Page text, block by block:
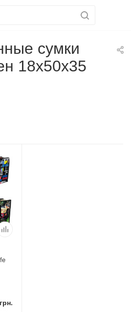
сумки
18х50х35
грн.